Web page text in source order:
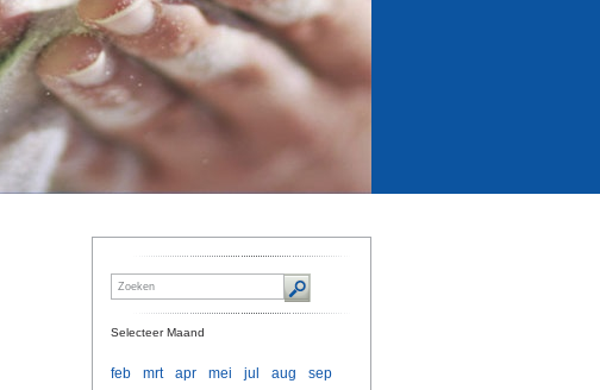
Selecteer Maand
feb mrt apr mei jul aug
sep